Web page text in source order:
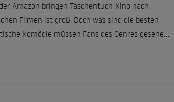
Amazon bringen Taschentuch-Kino nach
Filmen ist groß. Doch was sind die besten
Komödie müssen Fans des Genres gesehen